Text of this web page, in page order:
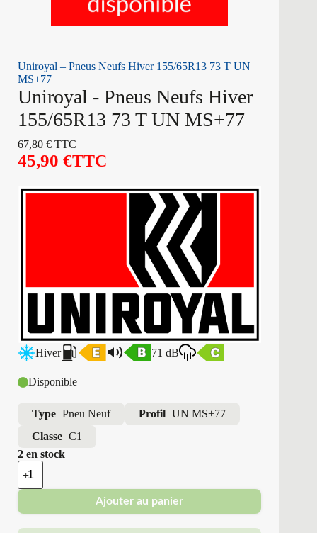
Uniroyal – Pneus Neufs Hiver 155/65R13 73 T UN
MS+77
Uniroyal - Pneus Neufs Hiver
155/65R13 73 T UN MS+77
67,80€TTC
45,90 €TTC
Hiver 71 dB
Disponible
Type Pneu Neuf Profil UN MS+77
Classe C1
2 en stock
quantité
de
Uniroyal
Pneus
Neufs
Ajouter au panier